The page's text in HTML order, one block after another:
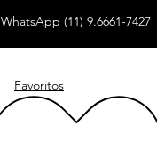
WhatsApp (11) 9.6661-7427
Favoritos